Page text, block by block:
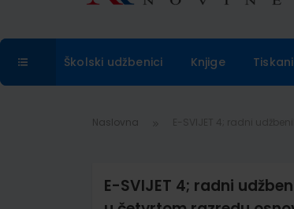
Školski udžbenici Knjige
Naslovna
E-SVIJET 4; radni